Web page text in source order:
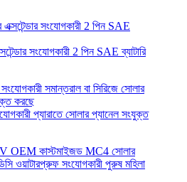
সংযোগকারী 2 পিন SAE ব্যাটারি
প্যারাতে সোলার প্যানেল সংযুক্ত